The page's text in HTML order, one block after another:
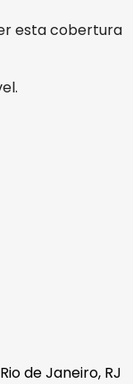
esta cobertura
de Janeiro, RJ